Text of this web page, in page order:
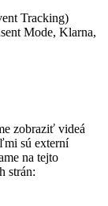
Tracking)
Mode, Klarna,
zobraziť videá
sú externí
na tejto
strán: